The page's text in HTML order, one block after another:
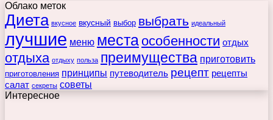
Облако меток
Диета вкусное вкусный выбор выбрать идеальный
лучшие меню места особенности отдых
отдыха отдыху польза преимущества приготовить
приготовления принципы путеводитель рецепт рецепты
салат секреты советы
Интересное